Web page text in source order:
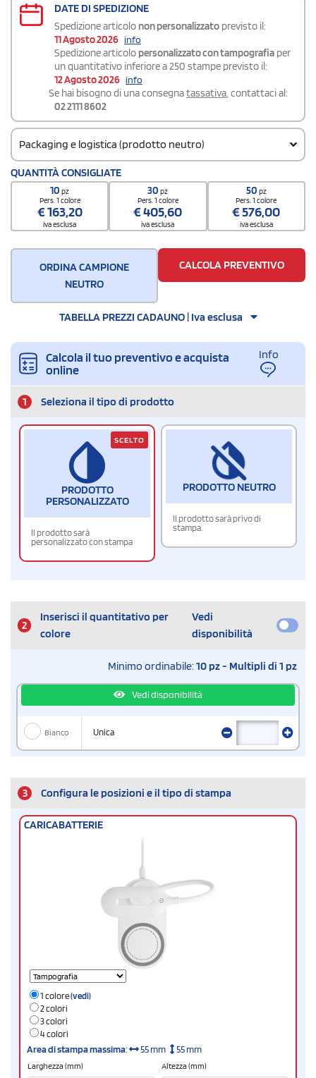
DATE DI SPEDIZIONE
Spedizione articolo non personalizzato previsto il:
11 Agosto 2026 info
Spedizione articolo personalizzato con tampografia per
un quantitativo inferiore a 250 stampe previsto il:
12 Agosto 2026 info
Se hai bisogno di una consegnatassativa, contattaci al:
02 2111 8602
Packaging e logistica (prodotto neutro)
Codice doganale
9405 2140
Quantità per scatola
QUANTITÀ CONSIGLIATE
10pz
Pers. 1 colore
€163,20
iva esclusa
30pz
Pers. 1 colore
€405,60
iva esclusa
50 pz
Pers. 1 colore
€576,00
iva esclusa
ORDINA CAMPIONE
NEUTRO
CALCOLA PREVENTIVO
TABELLA PREZZI CADAUNO | Iva esclusa
Calcola il tuo preventivo e acquista
online
Info
1 Seleziona il tipo di prodotto
PRODOTTO
PERSONALIZZATO
Il prodotto sarà
personalizzato con stampa
SCELTO
PRODOTTO NEUTRO
Il prodotto sarà privo di
stampa.
2
Inserisci il quantitativo per
colore
Vedi
disponibilità
Minimo ordinabile:10 pz - Multipli di 1 pz
Vedi disponibilità
Bianco Unica
3 Configura le posizioni e il tipo di stampa
CARICABATTERIE
1 colore(vedi)
2 colori
3 colori
4 colori
Area di stampa massima: 55 mm 55 mm
Larghezza (mm) Altezza (mm)